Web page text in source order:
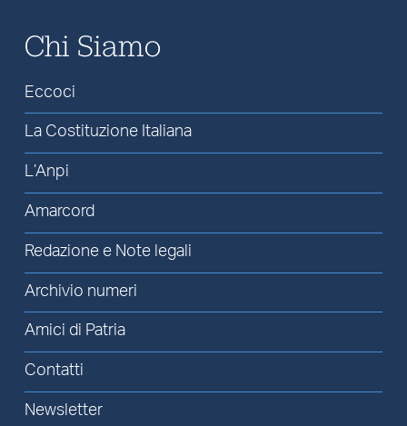
Chi Siamo
Eccoci
La Costituzione Italiana
L’Anpi
Amarcord
Redazione e Note legali
Archivio numeri
Amici di Patria
Contatti
Newsletter